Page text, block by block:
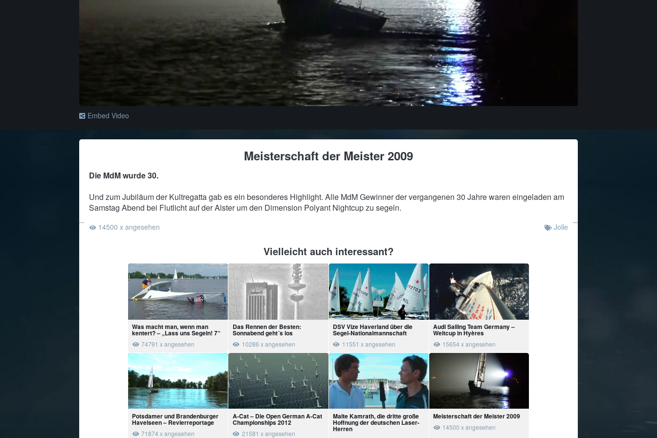
Embed Video
Meisterschaft der Meister 2009
Die MdM wurde 30.
Und zum Jubiläum der Kultregatta gab es ein besonderes Highlight. Alle MdM Gewinner der vergangenen 30 Jahre waren eingeladen am
Samstag Abend bei Flutlicht auf der Alster um den Dimension Polyant Nightcup zu segeln.
14500 x angesehen Jolle
Vielleicht auch interessant?
Was macht man, wenn man
kentert? – „Lass uns Segeln! 7“
74791 x angesehen
Das Rennen der Besten:
Sonnabend geht´s los
10286 x angesehen
DSV Vize Haverland über die
Segel-Nationalmannschaft
11551 x angesehen
Audi Sailing Team Germany –
Weltcup in Hyères
15654 x angesehen
Potsdamer und Brandenburger
Havelseen – Revierreportage
71874 x angesehen
A-Cat – Die Open German A-Cat
Championships 2012
21581 x angesehen
Malte Kamrath, die dritte große
Hoffnung der deutschen Laser-
Herren
Meisterschaft der Meister 2009
14500 x angesehen